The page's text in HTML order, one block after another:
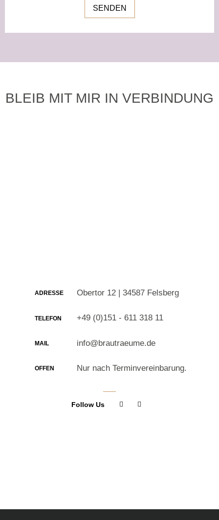
SENDEN
BLEIB MIT MIR IN VERBINDUNG
ADRESSE Obertor 12 | 34587 Felsberg
TELEFON +49 (0)151 - 611 318 11
MAIL info@brautraeume.de
OFFEN Nur nach Terminvereinbarung.
Follow Us